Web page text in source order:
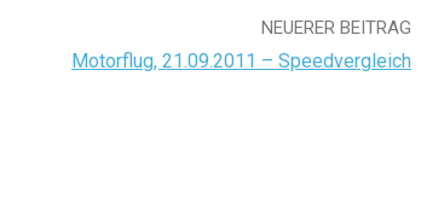
NEUERER BEITRAG
Motorflug, 21.09.2011 – Speedvergleich